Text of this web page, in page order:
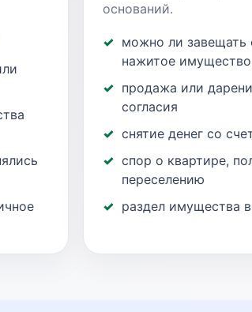
оснований.
можно ли завещать
нажитое имущество
продажа или
согласия
снятие денег со
спор о квартире,
переселению
раздел имущества